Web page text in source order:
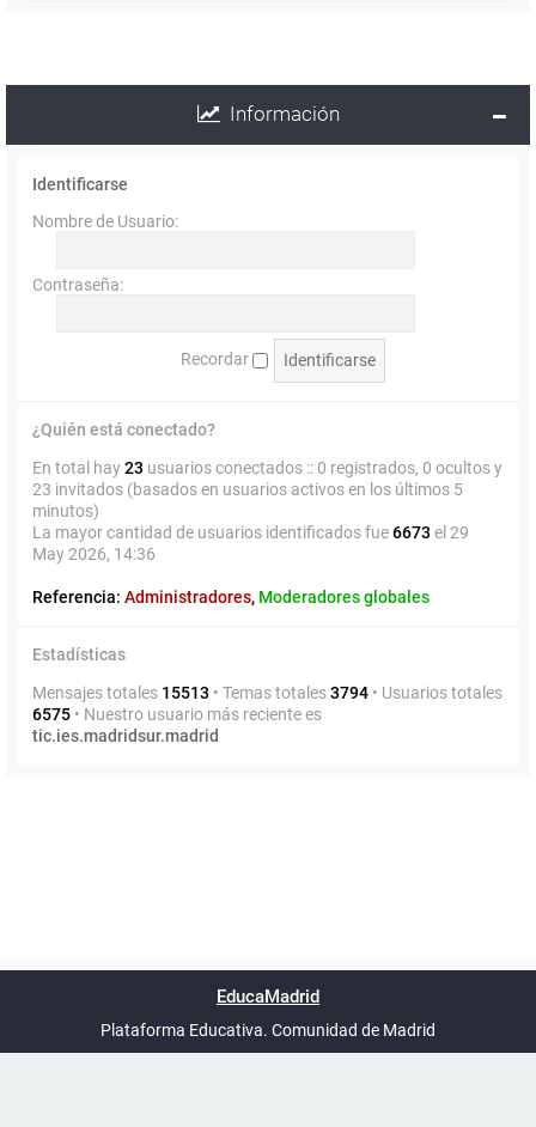
Información
Identificarse
Nombre de Usuario:
Contraseña:
Recordar
¿Quién está conectado?
En total hay23 usuarios conectados :: 0 registrados, 0 ocultos y
23 invitados (basados en usuarios activos en los últimos 5
minutos)
La mayor cantidad de usuarios identificados fue6673 el 29
May 2026, 14:36
Referencia: Administradores, Moderadores globales
Estadísticas
Mensajes totales 15513 • Temas totales3794 • Usuarios totales
6575 • Nuestro usuario más reciente es
tic.ies.madridsur.madrid
UTC+02:00
phpBB España
EducaMadrid
Plataforma Educativa. Comunidad de Madrid